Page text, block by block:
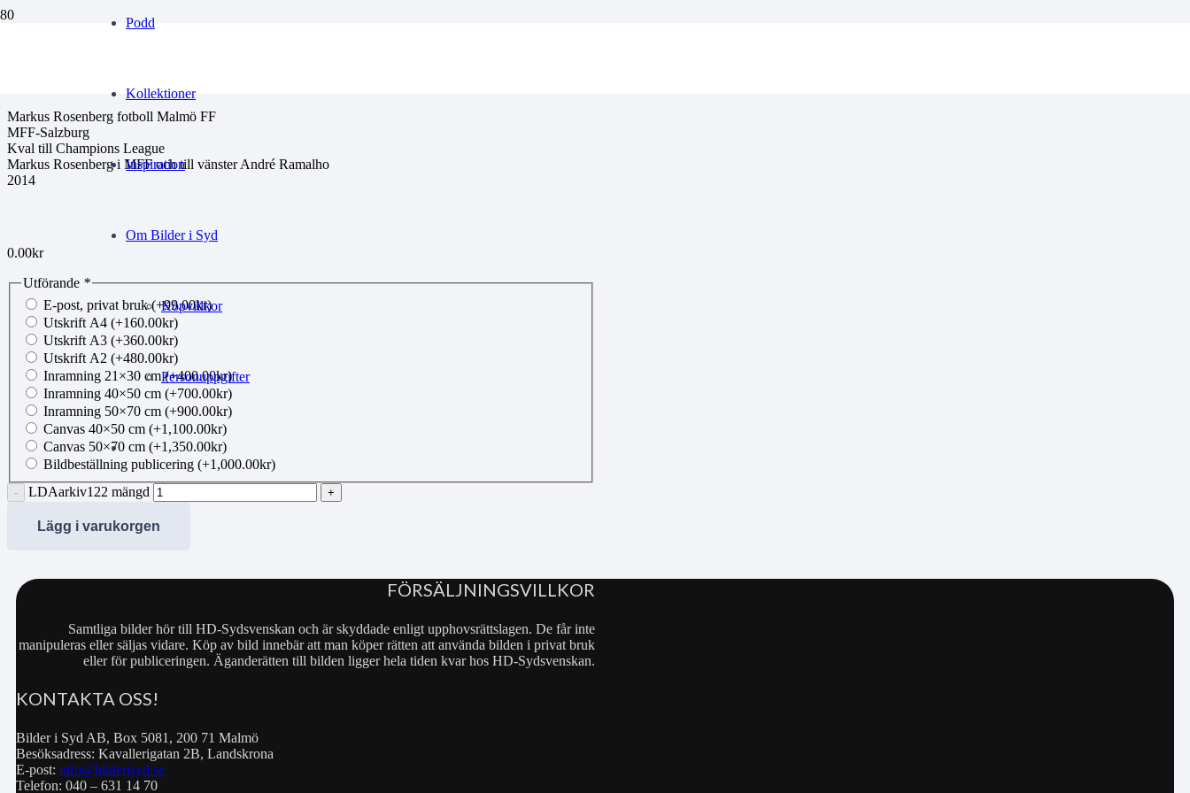
Podd
Kollektioner
Inspiration
Om Bilder i Syd
Köpvillkor
Personuppgifter
Markus Rosenberg fotboll Malmö FF
MFF-Salzburg
Kval till Champions League
Markus Rosenberg i MFF och till vänster André Ramalho
2014
0.00kr
Utförande *
E-post, privat bruk(+99.00kr)
Utskrift A4 (+160.00kr)
Utskrift A3 (+360.00kr)
Utskrift A2 (+480.00kr)
Inramning 21×30 cm(+400.00kr)
Inramning 40×50 cm (+700.00kr)
Inramning 50×70 cm (+900.00kr)
Canvas 40×50 cm (+1,100.00kr)
Canvas 50×70 cm (+1,350.00kr)
Bildbeställning publicering (+1,000.00kr)
LDAarkiv122 mängd
Lägg i varukorgen
FÖRSÄLJNINGSVILLKOR
Samtliga bilder hör till HD-Sydsvenskan och är skyddade enligt upphovsrättslagen. De får inte
manipuleras eller säljas vidare. Köp av bild innebär att man köper rätten att använda bilden i privat bruk
eller för publiceringen. Äganderätten till bilden ligger hela tiden kvar hos HD-Sydsvenskan.
KONTAKTA OSS!
Bilder i Syd AB, Box 5081, 200 71 Malmö
Besöksadress: Kavallerigatan 2B, Landskrona
E-post: info@bilderisyd.se
Telefon: 040 – 631 14 70